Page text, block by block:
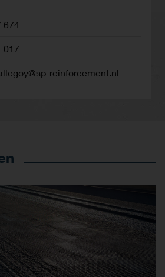
674
017
reinforcement.nl